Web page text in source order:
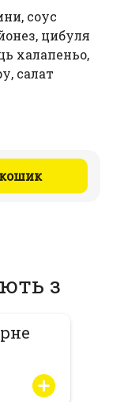
соус
цибуля
халапеньо,
салат
з